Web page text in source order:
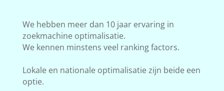
We hebben meer dan 10 jaar ervaring in
zoekmachine optimalisatie.
We kennen minstens veel ranking factors.
Lokale en nationale optimalisatie zijn beide een
optie.